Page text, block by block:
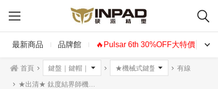
最新商品 品牌館 🔥Pulsar 6th 30%OFF大特價🔥
首頁 有線
★出清★ 鈦度結界師機械式鍵盤 青軸 英文 紅鋁噴砂 槍鋁噴砂